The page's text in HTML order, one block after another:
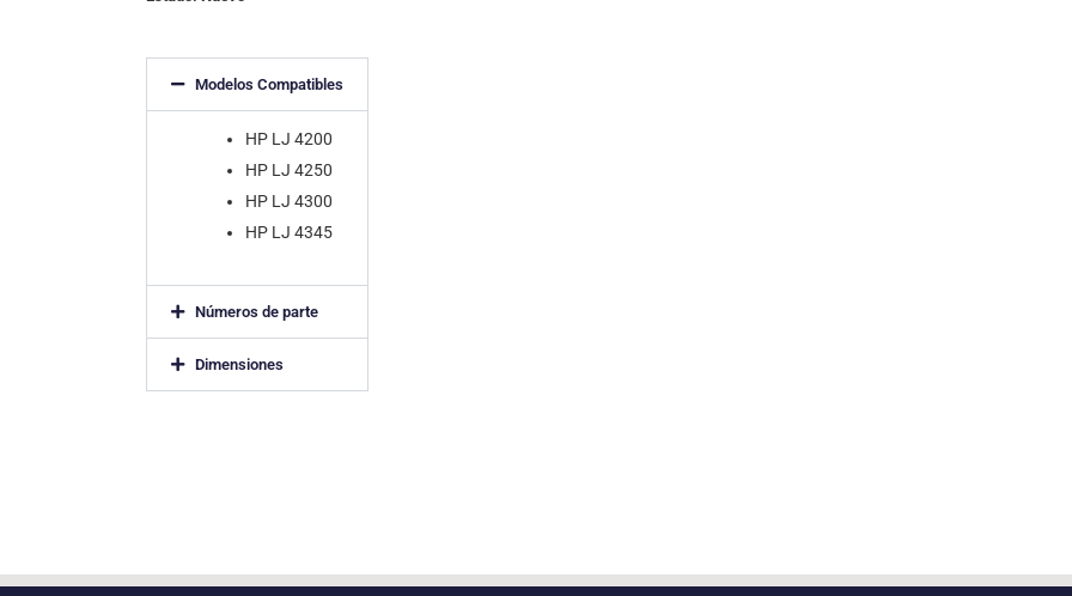
Modelos Compatibles
HP LJ 4200
HP LJ 4250
HP LJ 4300
HP LJ 4345
Números de parte
Dimensiones